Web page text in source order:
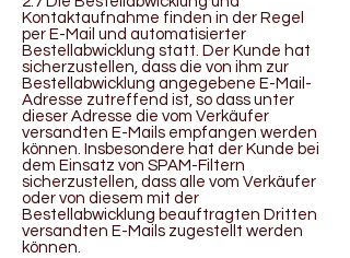
Kontaktaufnahme finden in der Regel
per E-Mail und automatisierter
Bestellabwicklung statt. Der Kunde hat
sicherzustellen, dass die von ihm zur
Bestellabwicklung angegebene E-Mail-
Adresse zutreffend ist, so dass unter
dieser Adresse die vom Verkäufer
versandten E-Mails empfangen werden
können. Insbesondere hat der Kunde bei
dem Einsatz von SPAM-Filtern
sicherzustellen, dass alle vom Verkäufer
oder von diesem mit der
Bestellabwicklung beauftragten Dritten
versandten E-Mails zugestellt werden
können.